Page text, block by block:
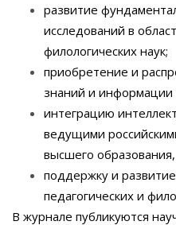
развитие
исследований в
филологических наук;
приобретение и
знаний и информации
интеграцию
ведущими
высшего
поддержку и
педагогических и
В журнале публикуются